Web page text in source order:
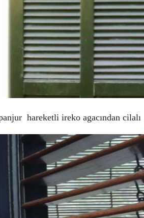
hareketli ireko agacından cilalı